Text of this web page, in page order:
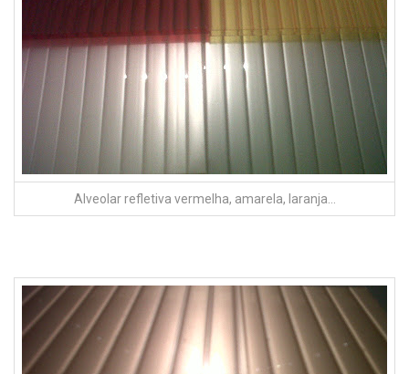
Alveolar refletiva vermelha, amarela, laranja…